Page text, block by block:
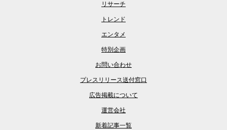
リサーチ
トレンド
エンタメ
特別企画
お問い合わせ
プレスリリース送付窓口
広告掲載について
運営会社
新着記事一覧